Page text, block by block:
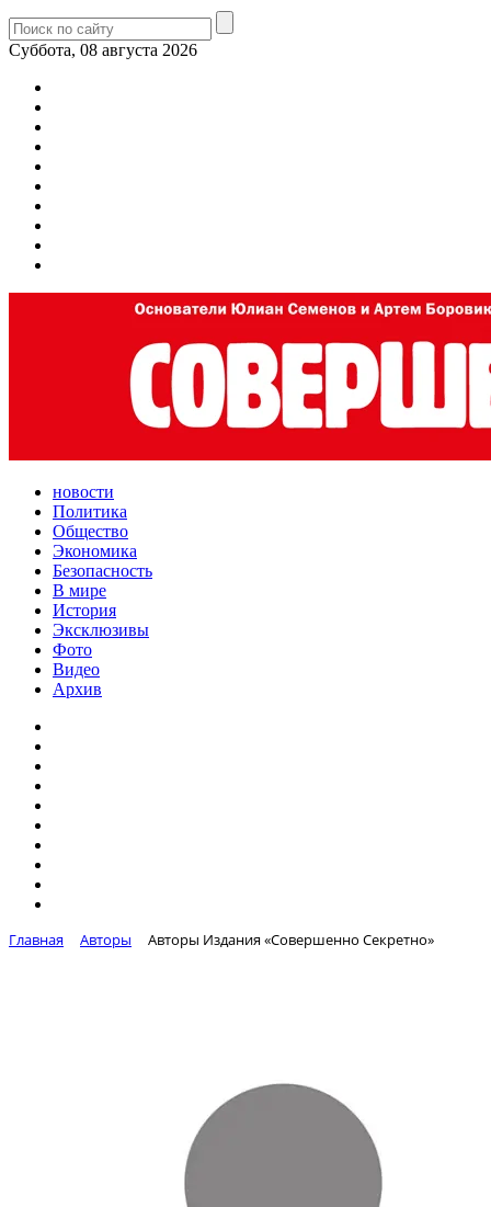
Суббота, 08 августа 2026
новости
Политика
Общество
Экономика
Безопасность
В мире
История
Эксклюзивы
Фото
Видео
Архив
Главная Авторы Авторы Издания «Совершенно Секретно»